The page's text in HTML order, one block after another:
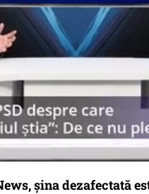
șina dezafectată